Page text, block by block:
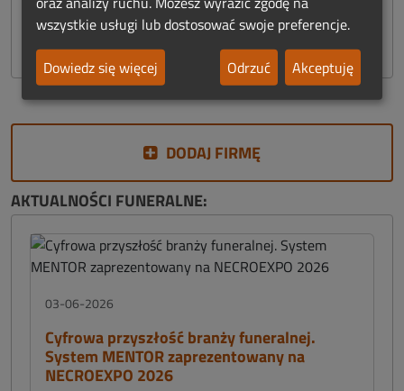
Znicze
Sklep Funeralny
DODAJ FIRMĘ
AKTUALNOŚCI FUNERALNE:
03-06-2026
Cyfrowa przyszłość branży funeralnej.
System MENTOR zaprezentowany na
NECROEXPO 2026
wszystkie usługi lub dostosować swoje preferencje.
Dowiedz się więcej
Odrzuć Akceptuję